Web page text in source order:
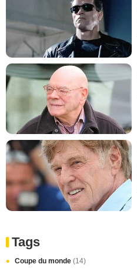
Tags
Coupe du monde (14)